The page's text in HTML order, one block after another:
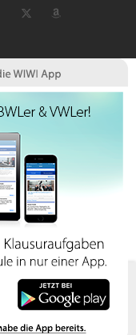
Indem
nutzen
Sie diese